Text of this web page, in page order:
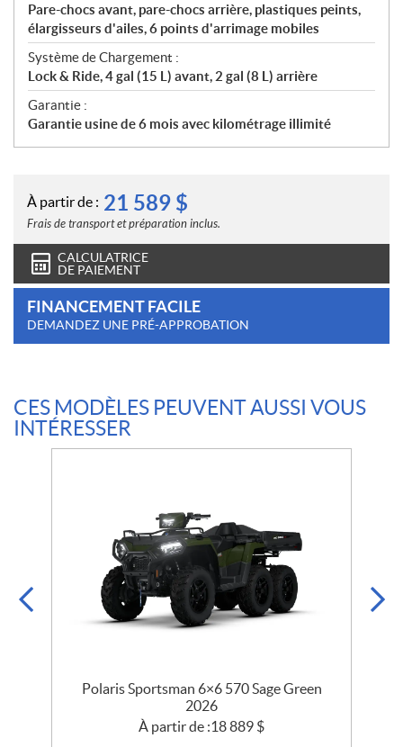
Pare-chocs avant, pare-chocs arrière, plastiques peints,
élargisseurs d'ailes, 6 points d'arrimage mobiles
Système de Chargement :
Lock & Ride, 4 gal (15 L) avant, 2 gal (8 L) arrière
Garantie :
Garantie usine de 6 mois avec kilométrage illimité
À partir de : 21 589 $
Frais de transport et préparation inclus.
CALCULATRICE
DE PAIEMENT
FINANCEMENT FACILE
DEMANDEZ UNE PRÉ-APPROBATION
CES MODÈLES PEUVENT AUSSI VOUS
INTÉRESSER
Polaris Sportsman 6×6 570 Sage Green
2026
À partir de :18 889 $